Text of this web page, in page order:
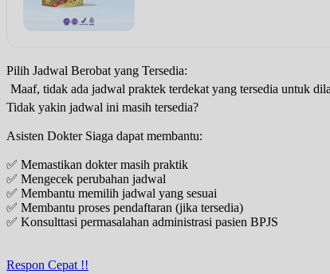
Pilih Jadwal Berobat yang Tersedia:
Maaf, tidak ada jadwal praktek terdekat yang tersedia untuk
Tidak yakin jadwal ini masih tersedia?
Asisten Dokter Siaga dapat membantu:
✅ Memastikan dokter masih praktik
✅ Mengecek perubahan jadwal
✅ Membantu memilih jadwal yang sesuai
✅ Membantu proses pendaftaran (jika tersedia)
✅ Konsulttasi permasalahan administrasi pasien BPJS
Respon Cepat !!